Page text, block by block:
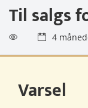
Til salgs
4
Varsel